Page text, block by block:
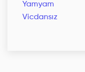
Yamyam
Vicdansız